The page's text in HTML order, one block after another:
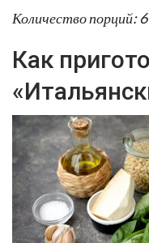
Количество порций: 6
Как